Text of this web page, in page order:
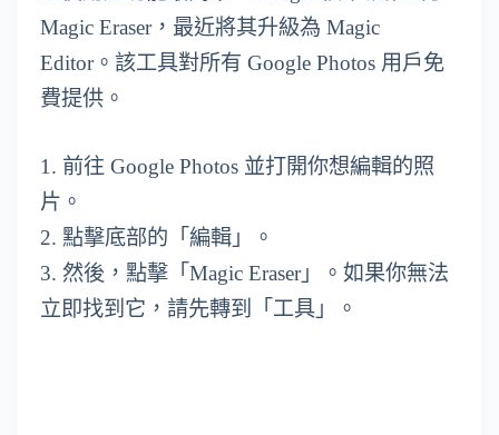
Magic Eraser，最近將其升級為 Magic
Editor。該工具對所有 Google Photos 用戶免
費提供。
1. 前往 Google Photos 並打開你想編輯的照
片。
2. 點擊底部的「編輯」。
3. 然後，點擊「Magic Eraser」。如果你無法
立即找到它，請先轉到「工具」。